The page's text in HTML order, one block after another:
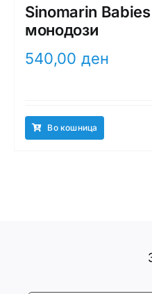
Sinomarin Babies
монодози
540,00 ден
Во кошница